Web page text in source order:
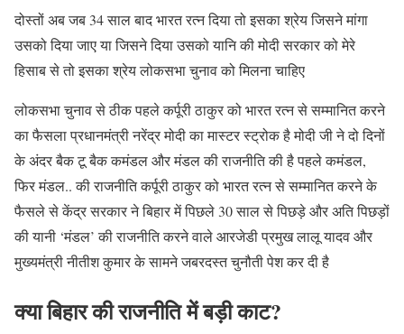
दोस्तों अब जब 34 साल बाद भारत रत्न दिया तो इसका श्रेय जिसने मांगा
उसको दिया जाए या जिसने दिया उसको यानि की मोदी सरकार को मेरे
हिसाब से तो इसका श्रेय लोकसभा चुनाव को मिलना चाहिए
लोकसभा चुनाव से ठीक पहले कर्पूरी ठाकुर को भारत रत्न से सम्मानित करने
का फैसला प्रधानमंत्री नरेंद्र मोदी का मास्टर स्ट्रोक है मोदी जी ने दो दिनों
के अंदर बैक टू बैक कमंडल और मंडल की राजनीति की है पहले कमंडल,
फिर मंडल.. की राजनीति कर्पूरी ठाकुर को भारत रत्न से सम्मानित करने के
फैसले से केंद्र सरकार ने बिहार में पिछले 30 साल से पिछड़े और अति पिछड़ों
की यानी ‘मंडल’ की राजनीति करने वाले आरजेडी प्रमुख लालू यादव और
मुख्यमंत्री नीतीश कुमार के सामने जबरदस्त चुनौती पेश कर दी है
क्या बिहार की राजनीति में बड़ी काट?